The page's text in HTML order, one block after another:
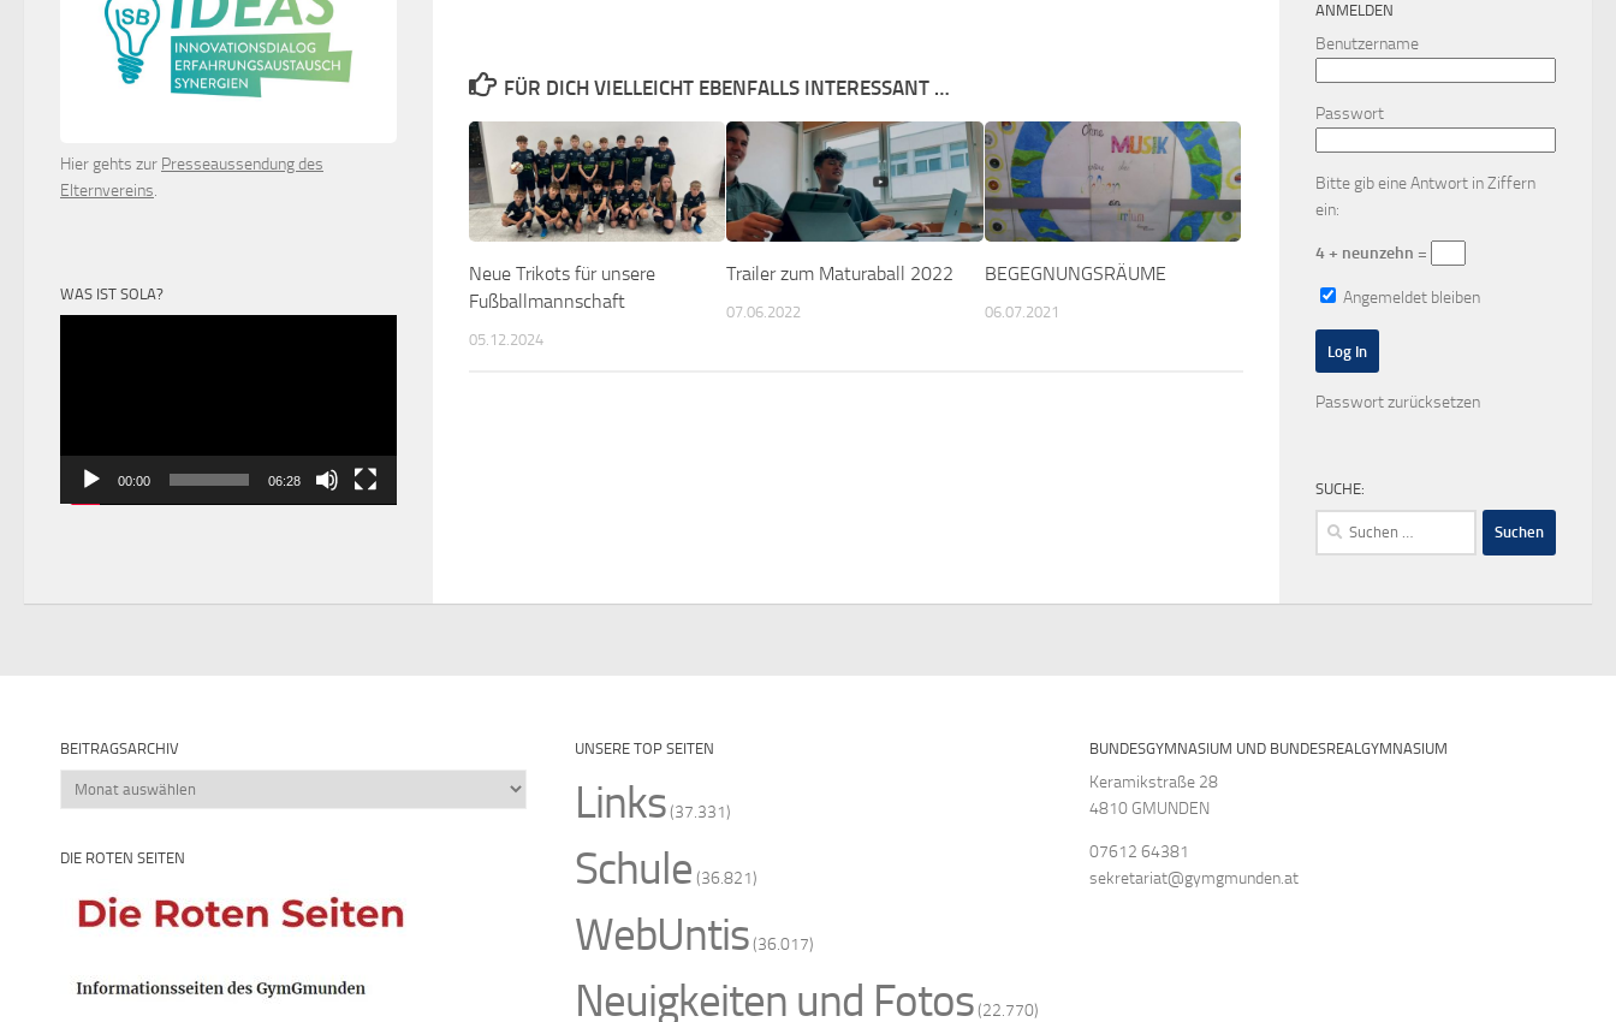
FÜR DICH VIELLEICHT EBENFALLS INTERESSANT …
Neue Trikots für unsere
Fußballmannschaft
05.12.2024
Trailer zum Maturaball 2022
07.06.2022
BEGEGNUNGSRÄUME
06.07.2021
Hier gehts zur Presseaussendung des
Elternvereins.
WAS IST SOLA?
00:00 06:28
ANMELDEN
Benutzername
Passwort
Bitte gib eine Antwort in Ziffern
ein:
4 + neunzehn =
Angemeldet bleiben
Passwort zurücksetzen
SUCHE:
Suchen
BEITRAGSARCHIV
Beitragsarchiv
DIE ROTEN SEITEN
UNSERE TOP SEITEN
Links(37.331)
Schule (36.821)
WebUntis(36.017)
Neuigkeiten und Fotos(22.770)
BUNDESGYMNASIUM UND BUNDESREALGYMNASIUM
Keramikstraße 28
4810 GMUNDEN
07612 64381
sekretariat@gymgmunden.at